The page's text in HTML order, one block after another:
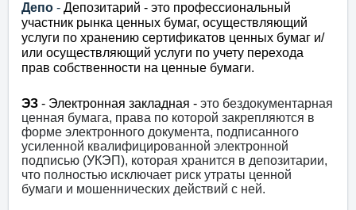
Депо - Депозитарий - это профессиональный
участник рынка ценных бумаг, осуществляющий
услуги по хранению сертификатов ценных бумаг и/
или осуществляющий услуги по учету перехода
прав собственности на ценные бумаги.
ЭЗ - Электронная закладная - это бездокументарная
ценная бумага, права по которой закрепляются в
форме электронного документа, подписанного
усиленной квалифицированной электронной
подписью (УКЭП), которая хранится в депозитарии,
что полностью исключает риск утраты ценной
бумаги и мошеннических действий с ней.